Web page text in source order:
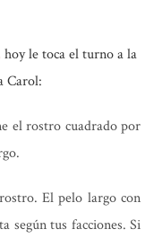
hoy le toca el turno a la
Carol:
el rostro cuadrado por
El pelo largo con
según tus facciones. Si